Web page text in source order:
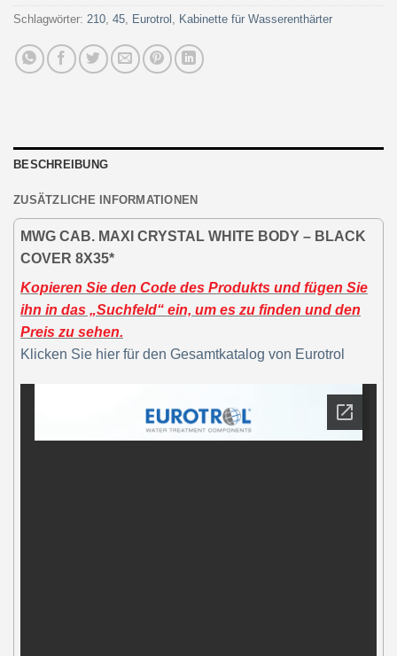
Schlagwörter: 210, 45, Eurotrol , Kabinette für Wasserenthärter
BESCHREIBUNG
ZUSÄTZLICHE INFORMATIONEN
MWG CAB. MAXI CRYSTAL WHITE BODY – BLACK
COVER 8X35*
Kopieren Sie den Code des Produkts und fügen Sie
ihn in das „Suchfeld“ ein, um es zu finden und den
Preis zu sehen.
Klicken Sie hier für den Gesamtkatalog von Eurotrol